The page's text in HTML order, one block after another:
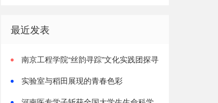
最近发表
南京工程学院“丝韵寻踪”文化实践团探寻
实验室与稻田展现的青春色彩